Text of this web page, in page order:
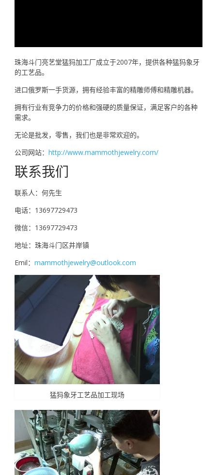
珠海斗门亮艺堂猛犸加工厂成立于2007年，提供各种猛犸象牙
的工艺品。
进口俄罗斯一手货源，拥有经验丰富的精雕师傅和精雕机器。
拥有行业有竞争力的价格和强硬的质量保证，满足客户的各种
需求。
无论是批发，零售，我们也是非常欢迎的。
公司网站： http://www.mammothjewelry.com/
联系我们
联系人：何先生
电话：13697729473
微信：13697729473
地址：珠海斗门区井岸镇
Emil： mammothjewelry@outlook.com
猛犸象牙工艺品加工现场